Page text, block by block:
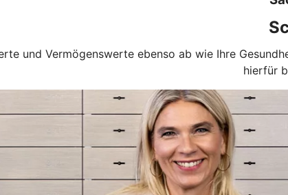
und Vermögenswerte ebenso ab wie Ihre
hierfür